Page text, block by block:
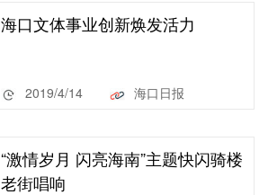
海口文体事业创新焕发活力
2019/4/14 海口日报
“激情岁月 闪亮海南”主题快闪骑楼
老街唱响